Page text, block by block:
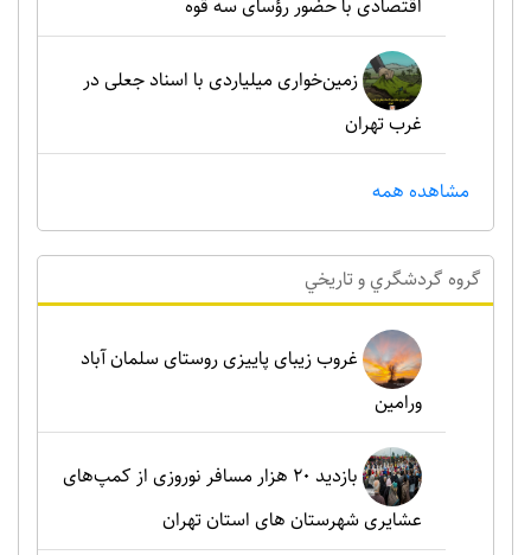
اقتصادی با حضور رؤسای سه قوه
زمین‌خواری میلیاردی با اسناد جعلی در
غرب تهران
مشاهده همه
گروه گردشگري و تاريخي
غروب زیبای پاییزی روستای سلمان آباد
ورامین
بازدید ۲۰ هزار مسافر نوروزی از کمپ‌های
عشایری شهرستان های استان تهران